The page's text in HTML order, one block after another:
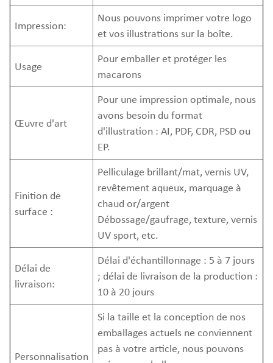
Impression:
Nous pouvons imprimer votre logo
et vos illustrations sur la boîte.
Usage
Pour emballer et protéger les
macarons
Œuvre d'art
Pour une impression optimale, nous
avons besoin du format
d'illustration : AI, PDF, CDR, PSD ou
EP.
Finition de
surface :
Pelliculage brillant/mat, vernis UV,
revêtement aqueux, marquage à
chaud or/argent
Débossage/gaufrage, texture, vernis
UV sport, etc.
Délai de
livraison:
Délai d'échantillonnage : 5 à 7 jours
; délai de livraison de la production :
10 à 20 jours
Personnalisation
Si la taille et la conception de nos
emballages actuels ne conviennent
pas à votre article, nous pouvons